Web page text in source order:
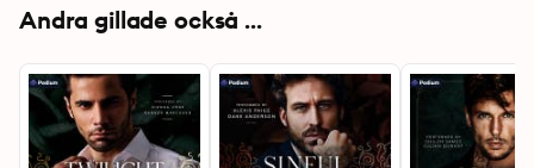
Bratva duet. Make sure you've listened to the first
book, Ruined Prince, before starting this one!
Andra gillade också ...